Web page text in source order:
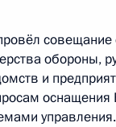
обороны,
и
оснащения
управления.